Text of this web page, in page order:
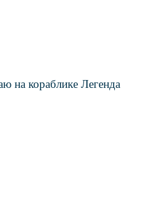
на кораблике Легенда